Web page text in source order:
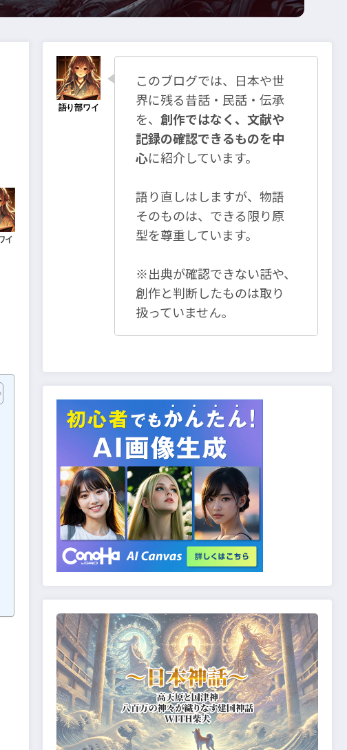
このブログでは、日本や世
界に残る昔話・民話・伝承
を、創作ではなく、文献や
記録の確認できるものを中
心に紹介しています。
語り直しはしますが、物語
そのものは、できる限り原
型を尊重しています。
※出典が確認できない話や、
創作と判断したものは取り
扱っていません。